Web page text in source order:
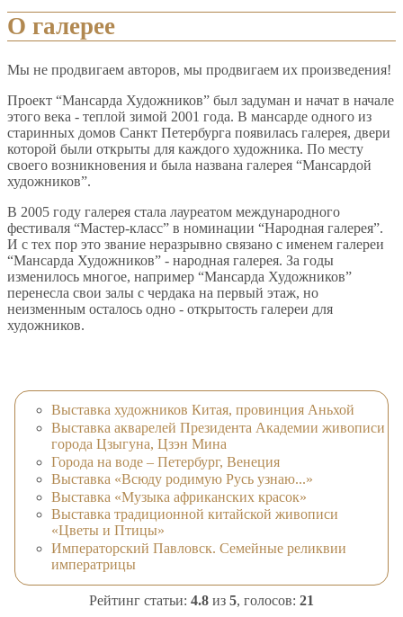
О галерее
Мы не продвигаем авторов, мы продвигаем их произведения!
Проект “Мансарда Художников” был задуман и начат в начале
этого века - теплой зимой 2001 года. В мансарде одного из
старинных домов Санкт Петербурга появилась галерея, двери
которой были открыты для каждого художника. По месту
своего возникновения и была названа галерея “Мансардой
художников”.
В 2005 году галерея стала лауреатом международного
фестиваля “Мастер-класс” в номинации “Народная галерея”.
И с тех пор это звание неразрывно связано с именем галереи
“Мансарда Художников” - народная галерея. За годы
изменилось многое, например “Мансарда Художников”
перенесла свои залы с чердака на первый этаж, но
неизменным осталось одно - открытость галереи для
художников.
Выставка художников Китая, провинция Аньхой
Выставка акварелей Президента Академии живописи
города Цзыгуна, Цзэн Мина
Города на воде – Петербург, Венеция
Выставка «Всюду родимую Русь узнаю...»
Выставка «Музыка африканских красок»
Выставка традиционной китайской живописи
«Цветы и Птицы»
Императорский Павловск. Семейные реликвии
императрицы
Рейтинг статьи: 4.8 из 5, голосов: 21